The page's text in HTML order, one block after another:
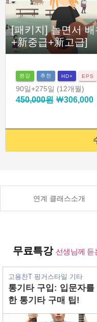
[패키지] 놀면서
+新중급+新고급]
완강 추천 HD+ EPS
90일+275일 (12개월)
450,000원￦306,000
연계 클래스소개
무료특강 선생님께 듣
고용찬T 핑거스타일 기타
통기타 구입: 입문자를
한 통기타 구매 팁!